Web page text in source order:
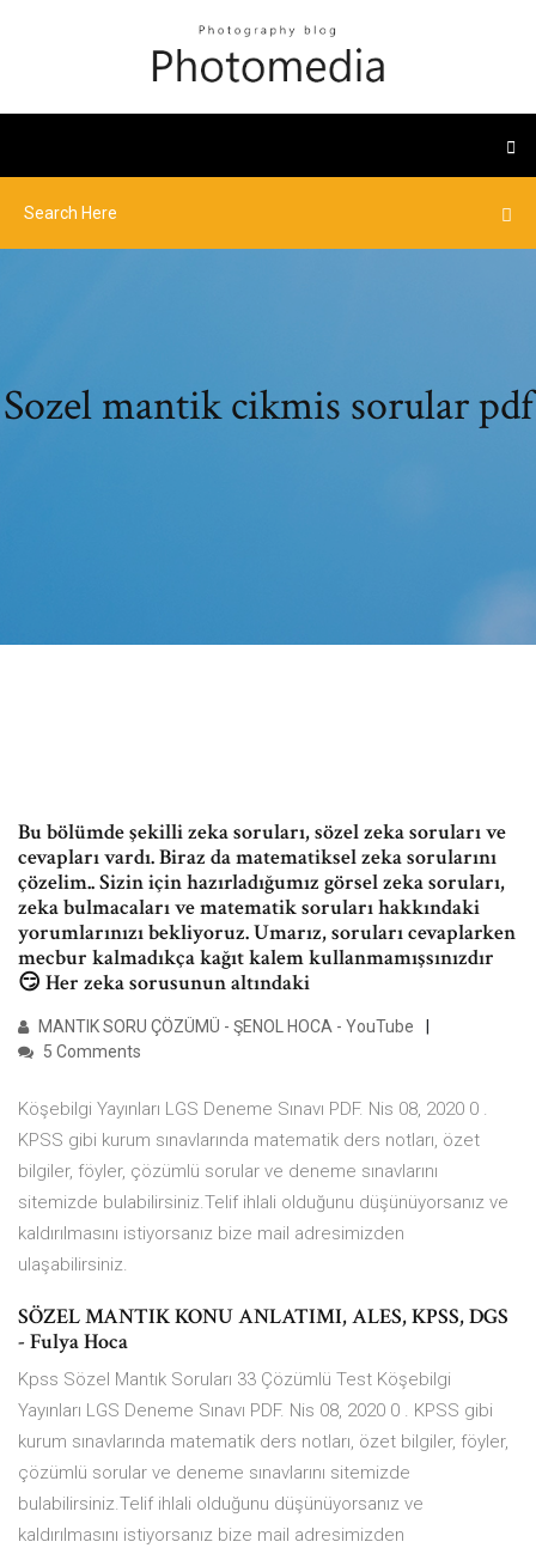
Sozel mantik cikmis sorular pdf
Bu bölümde şekilli zeka soruları, sözel zeka soruları ve
cevapları vardı. Biraz da matematiksel zeka sorularını
çözelim.. Sizin için hazırladığumız görsel zeka soruları,
zeka bulmacaları ve matematik soruları hakkındaki
yorumlarınızı bekliyoruz. Umarız, soruları cevaplarken
mecbur kalmadıkça kağıt kalem kullanmamışsınızdır
😏 Her zeka sorusunun altındaki
MANTIK SORU ÇÖZÜMÜ - ŞENOL HOCA - YouTube
5 Comments
Köşebilgi Yayınları LGS Deneme Sınavı PDF. Nis 08, 2020 0 .
KPSS gibi kurum sınavlarında matematik ders notları, özet
bilgiler, föyler, çözümlü sorular ve deneme sınavlarını
sitemizde bulabilirsiniz.Telif ihlali olduğunu düşünüyorsanız ve
kaldırılmasını istiyorsanız bize mail adresimizden
ulaşabilirsiniz.
SÖZEL MANTIK KONU ANLATIMI, ALES, KPSS, DGS
- Fulya Hoca
Kpss Sözel Mantık Soruları 33 Çözümlü Test Köşebilgi
Yayınları LGS Deneme Sınavı PDF. Nis 08, 2020 0 . KPSS gibi
kurum sınavlarında matematik ders notları, özet bilgiler, föyler,
çözümlü sorular ve deneme sınavlarını sitemizde
bulabilirsiniz.Telif ihlali olduğunu düşünüyorsanız ve
kaldırılmasını istiyorsanız bize mail adresimizden